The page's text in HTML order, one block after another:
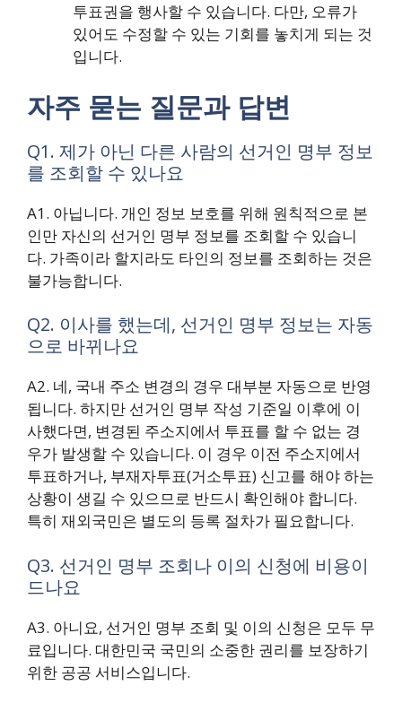
투표권을 행사할 수 있습니다. 다만, 오류가
있어도 수정할 수 있는 기회를 놓치게 되는 것
입니다.
자주 묻는 질문과 답변
Q1. 제가 아닌 다른 사람의 선거인 명부 정보
를 조회할 수 있나요
A1. 아닙니다. 개인 정보 보호를 위해 원칙적으로 본
인만 자신의 선거인 명부 정보를 조회할 수 있습니
다. 가족이라 할지라도 타인의 정보를 조회하는 것은
불가능합니다.
Q2. 이사를 했는데, 선거인 명부 정보는 자동
으로 바뀌나요
A2. 네, 국내 주소 변경의 경우 대부분 자동으로 반영
됩니다. 하지만 선거인 명부 작성 기준일 이후에 이
사했다면, 변경된 주소지에서 투표를 할 수 없는 경
우가 발생할 수 있습니다. 이 경우 이전 주소지에서
투표하거나, 부재자투표(거소투표) 신고를 해야 하는
상황이 생길 수 있으므로 반드시 확인해야 합니다.
특히 재외국민은 별도의 등록 절차가 필요합니다.
Q3. 선거인 명부 조회나 이의 신청에 비용이
드나요
A3. 아니요, 선거인 명부 조회 및 이의 신청은 모두 무
료입니다. 대한민국 국민의 소중한 권리를 보장하기
위한 공공 서비스입니다.